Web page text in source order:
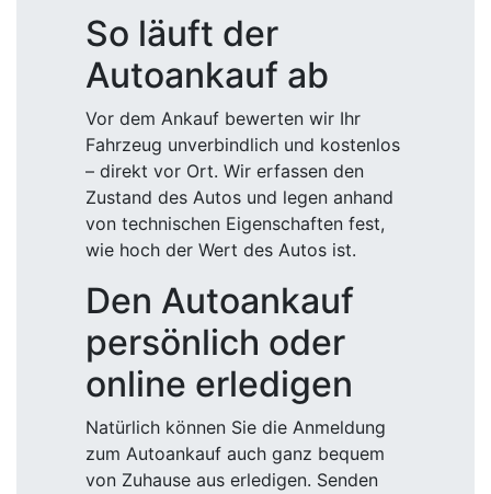
So läuft der
Autoankauf ab
Vor dem Ankauf bewerten wir Ihr
Fahrzeug unverbindlich und kostenlos
– direkt vor Ort. Wir erfassen den
Zustand des Autos und legen anhand
von technischen Eigenschaften fest,
wie hoch der Wert des Autos ist.
Den Autoankauf
persönlich oder
online erledigen
Natürlich können Sie die Anmeldung
zum Autoankauf auch ganz bequem
von Zuhause aus erledigen. Senden